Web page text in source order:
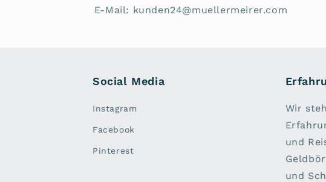
E-Mail: kunden24@muellermeirer.com
Social Media
Instagram
Facebook
Pinterest
Wir
und
und